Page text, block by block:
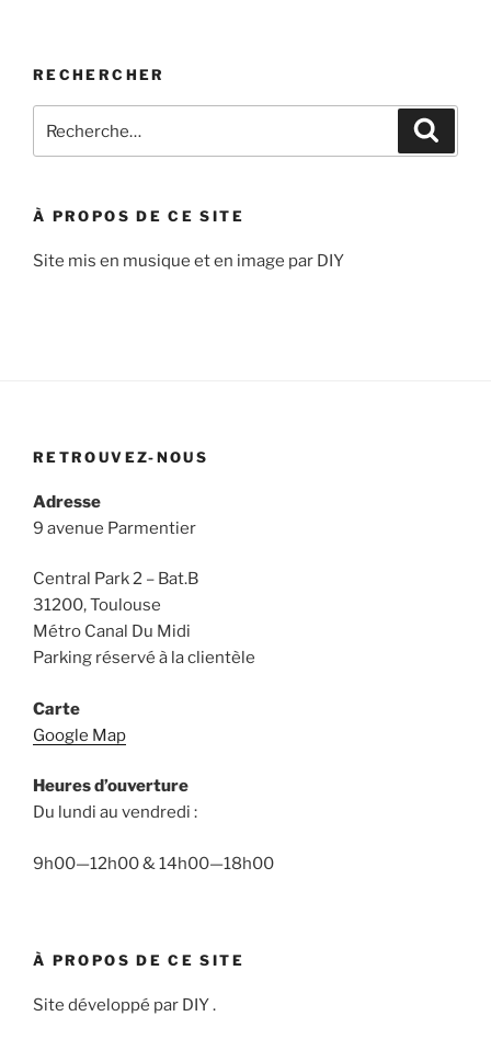
RECHERCHER
pour
À PROPOS DE CE SITE
Site mis en musique et en image par DIY
RETROUVEZ-NOUS
Adresse
9 avenue Parmentier
Central Park 2 – Bat.B
31200, Toulouse
Métro Canal Du Midi
Parking réservé à la clientèle
Carte
Google Map
Heures d’ouverture
Du lundi au vendredi :
9h00—12h00 & 14h00—18h00
À PROPOS DE CE SITE
Site développé par DIY .